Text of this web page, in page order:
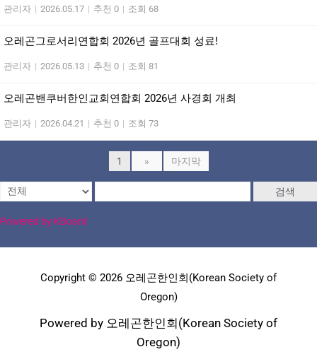
관리자 | 2026.05.17 | 추천 0 | 조회 68
오레곤그로서리연합회 2026년 골프대회 성료!
관리자 | 2026.05.13 | 추천 0 | 조회 81
오레곤밴쿠버한인교회연합회 2026년 사경회 개최
관리자 | 2026.04.21 | 추천 0 | 조회 73
1 » 마지막
검색
Powered by KBoard
Copyright © 2026 오레곤한인회(Korean Society of
Oregon)
Powered by 오레곤한인회(Korean Society of
Oregon)